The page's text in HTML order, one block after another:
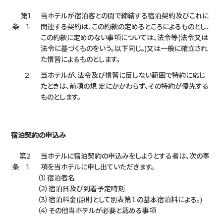
第1
条 1.
当ホテルが宿泊客との間で締結する宿泊契約及びこれに
関連する契約は、この約款の定めるところによるものとし、
この約款に定めのない事項については、法令等(法令又は
法令に基づくものをいう。以下同じ。)又は一般に確立され
た慣習によるものとします。
2.
当ホテルが、法令及び慣習に反しない範囲で特約に応じ
たときは、前項の規 定にかかわらず、その特約が優先する
ものとします。
宿泊契約の申込み
第2
条 1.
当ホテルに宿泊契約の申込みをしようとする者は、次の事
項を当ホテルに申し出ていただきます。
宿泊者名
宿泊日及び到着予定時刻
宿泊料金(原則として別表第１の基本宿泊料による。)
その他当ホテルが必要と認める事項